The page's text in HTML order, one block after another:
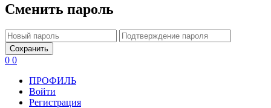
Сменить пароль
Сохранить
0 0
ПРОФИЛЬ
Войти
Регистрация